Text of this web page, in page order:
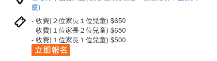
廈)
- 收費(２位家長１位兒童) $650
- 收費(１位家長２位兒童) $650
- 收費(１位家長１位兒童) $500